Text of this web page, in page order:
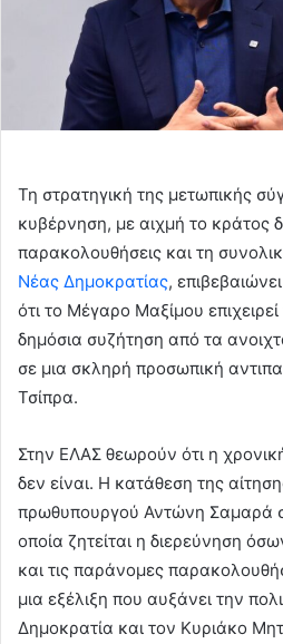
Τη στρατηγική της μετωπικής
κυβέρνηση, με αιχμή το κράτος
παρακολουθήσεις και τη
Νέας Δημοκρατίας,
ότι το Μέγαρο Μαξίμου
δημόσια συζήτηση από τα
σε μια σκληρή προσωπική
Τσίπρα.
Στην ΕΛΑΣ θεωρούν ότι η
δεν είναι. Η κατάθεση της
πρωθυπουργού Αντώνη Σαμαρά
οποία ζητείται η διερεύνηση
και τις παράνομες
μια εξέλιξη που αυξάνει την
Δημοκρατία και τον Κυριάκο